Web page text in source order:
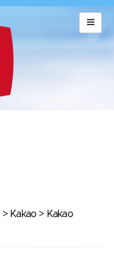
> Kakao > Kakao